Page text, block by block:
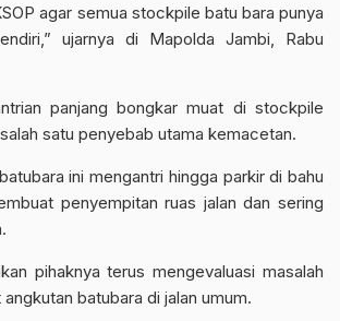
agar semua stockpile batu bara punya
ujarnya di Mapolda Jambi, Rabu
panjang bongkar muat di stockpile
satu penyebab utama kemacetan.
ini mengantri hingga parkir di bahu
penyempitan ruas jalan dan sering
pihaknya terus mengevaluasi masalah
batubara di jalan umum.